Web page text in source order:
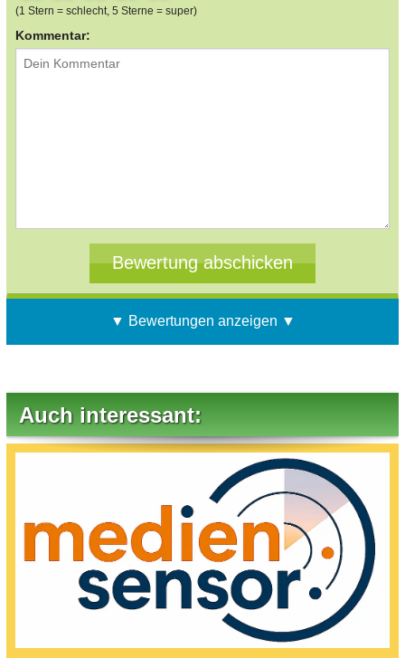
(1 Stern = schlecht, 5 Sterne = super)
Kommentar:
▼ Bewertungen anzeigen ▼
Auch interessant: